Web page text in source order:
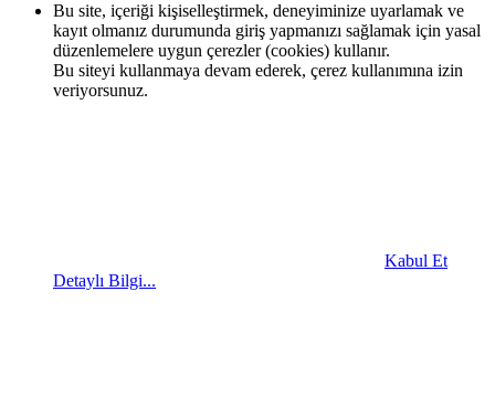
Bu site, içeriği kişiselleştirmek, deneyiminize uyarlamak ve
kayıt olmanız durumunda giriş yapmanızı sağlamak için yasal
düzenlemelere uygun çerezler (cookies) kullanır.
Bu siteyi kullanmaya devam ederek, çerez kullanımına izin
veriyorsunuz.
Kabul Et
Detaylı Bilgi...